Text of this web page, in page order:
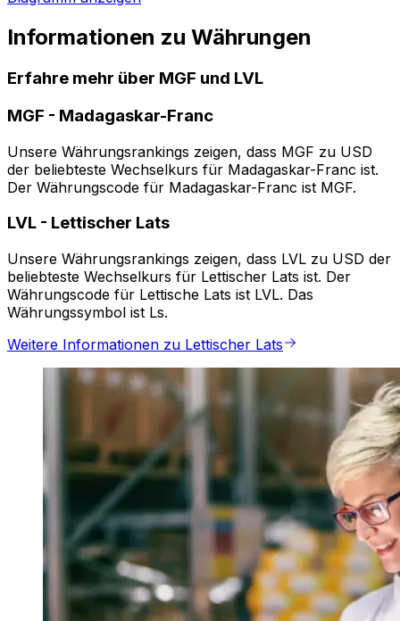
Informationen zu Währungen
Erfahre mehr über MGF und LVL
MGF - Madagaskar-Franc
Unsere Währungsrankings zeigen, dass MGF zu USD
der beliebteste Wechselkurs für Madagaskar-Franc ist.
Der Währungscode für Madagaskar-Franc ist MGF.
LVL - Lettischer Lats
Unsere Währungsrankings zeigen, dass LVL zu USD der
beliebteste Wechselkurs für Lettischer Lats ist. Der
Währungscode für Lettische Lats ist LVL. Das
Währungssymbol ist Ls.
Weitere Informationen zu Lettischer Lats